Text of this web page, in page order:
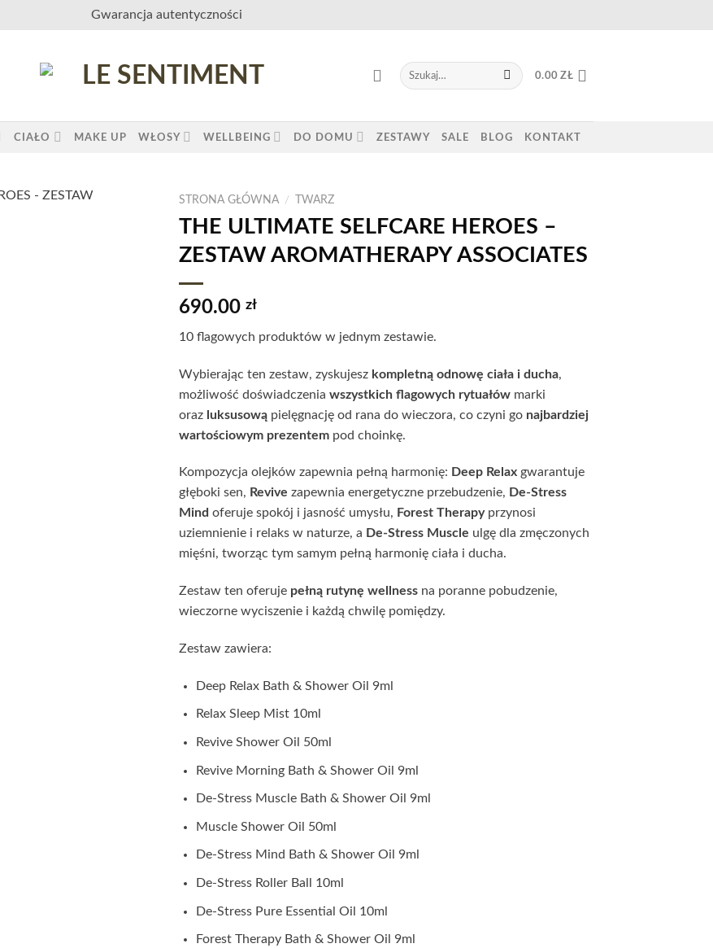
Gwarancja autentyczności
Szukaj:
0.00ZŁ
CIAŁO MAKE UP WŁOSY WELLBEING DO DOMU ZESTAWY SALE BLOG KONTAKT
STRONA GŁÓWNA / TWARZ
THE ULTIMATE SELFCARE HEROES –
ZESTAW AROMATHERAPY ASSOCIATES
690.00 zł
10 flagowych produktów w jednym zestawie.
Wybierając ten zestaw, zyskujesz kompletną odnowę ciała i ducha,
możliwość doświadczenia wszystkich flagowych rytuałów marki
oraz luksusową pielęgnację od rana do wieczora, co czyni go najbardziej
wartościowym prezentem pod choinkę.
Kompozycja olejków zapewnia pełną harmonię: Deep Relax gwarantuje
głęboki sen, Revive zapewnia energetyczne przebudzenie, De-Stress
Mind oferuje spokój i jasność umysłu, Forest Therapyprzynosi
uziemnienie i relaks w naturze, a De-Stress Muscle ulgę dla zmęczonych
mięśni, tworząc tym samym pełną harmonię ciała i ducha.
Zestaw ten oferuje pełną rutynę wellness na poranne pobudzenie,
wieczorne wyciszenie i każdą chwilę pomiędzy.
Zestaw zawiera:
Deep Relax Bath & Shower Oil 9ml
Relax Sleep Mist 10ml
Revive Shower Oil 50ml
Revive Morning Bath & Shower Oil 9ml
De-Stress Muscle Bath & Shower Oil 9ml
Muscle Shower Oil 50ml
De-Stress Mind Bath & Shower Oil 9ml
De-Stress Roller Ball 10ml
De-Stress Pure Essential Oil 10ml
Forest Therapy Bath & Shower Oil 9ml